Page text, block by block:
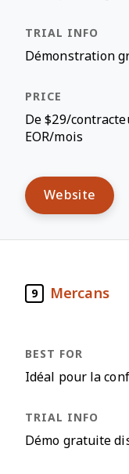
Démonstration
De $29/
EOR/mois
Website
9 Mercans
Idéal pour la
Démo gratuite